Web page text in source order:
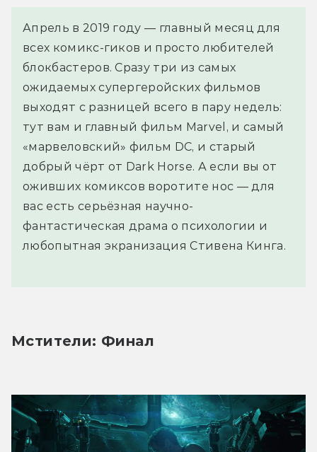
Апрель в 2019 году — главный месяц для
всех комикс-гиков и просто любителей
блокбастеров. Сразу три из самых
ожидаемых супергеройских фильмов
выходят с разницей всего в пару недель:
тут вам и главный фильм Marvel, и самый
«марвеловский» фильм DC, и старый
добрый чёрт от Dark Horse. А если вы от
оживших комиксов воротите нос — для
вас есть серьёзная научно-
фантастическая драма о психологии и
любопытная экранизация Стивена Кинга.
Мстители: Финал